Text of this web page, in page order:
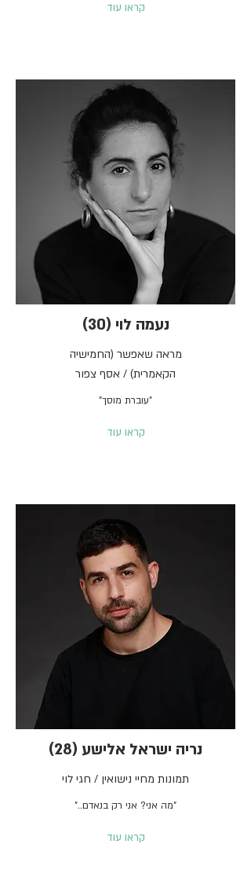
קראו עוד
נעמה לוי (30)
מראה שאפשר (החמישיה
הקאמרית) / אסף צפור
"עוברת מוסך"
קראו עוד
נריה ישראל אלישע (28)
תמונות מחיי נישואין / חגי לוי
"מה אני? אני רק בנאדם.."
קראו עוד